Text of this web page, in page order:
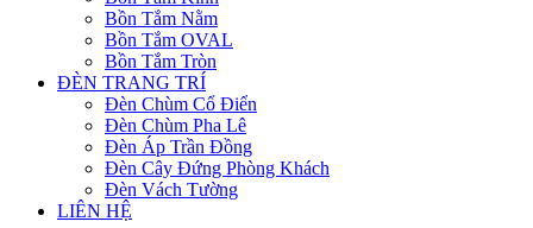
Bồn Tắm Nằm
Bồn Tắm OVAL
Bồn Tắm Tròn
ĐÈN TRANG TRÍ
Đèn Chùm Cổ Điển
Đèn Chùm Pha Lê
Đèn Áp Trần Đồng
Đèn Cây Đứng Phòng Khách
Đèn Vách Tường
LIÊN HỆ